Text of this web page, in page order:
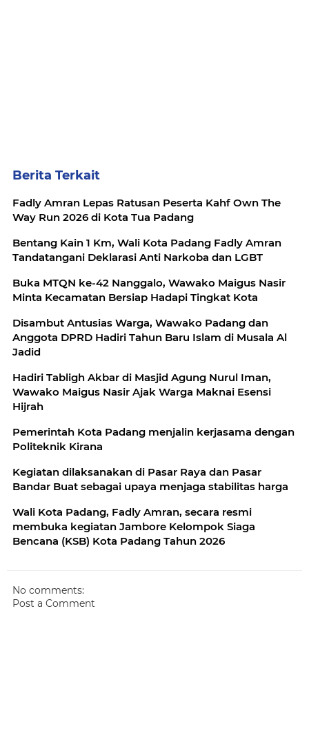
Berita Terkait
Fadly Amran Lepas Ratusan Peserta Kahf Own The
Way Run 2026 di Kota Tua Padang
Bentang Kain 1 Km, Wali Kota Padang Fadly Amran
Tandatangani Deklarasi Anti Narkoba dan LGBT
Buka MTQN ke-42 Nanggalo, Wawako Maigus Nasir
Minta Kecamatan Bersiap Hadapi Tingkat Kota
Disambut Antusias Warga, Wawako Padang dan
Anggota DPRD Hadiri Tahun Baru Islam di Musala Al
Jadid
Hadiri Tabligh Akbar di Masjid Agung Nurul Iman,
Wawako Maigus Nasir Ajak Warga Maknai Esensi
Hijrah
Pemerintah Kota Padang menjalin kerjasama dengan
Politeknik Kirana
Kegiatan dilaksanakan di Pasar Raya dan Pasar
Bandar Buat sebagai upaya menjaga stabilitas harga
Wali Kota Padang, Fadly Amran, secara resmi
membuka kegiatan Jambore Kelompok Siaga
Bencana (KSB) Kota Padang Tahun 2026
No comments:
Post a Comment